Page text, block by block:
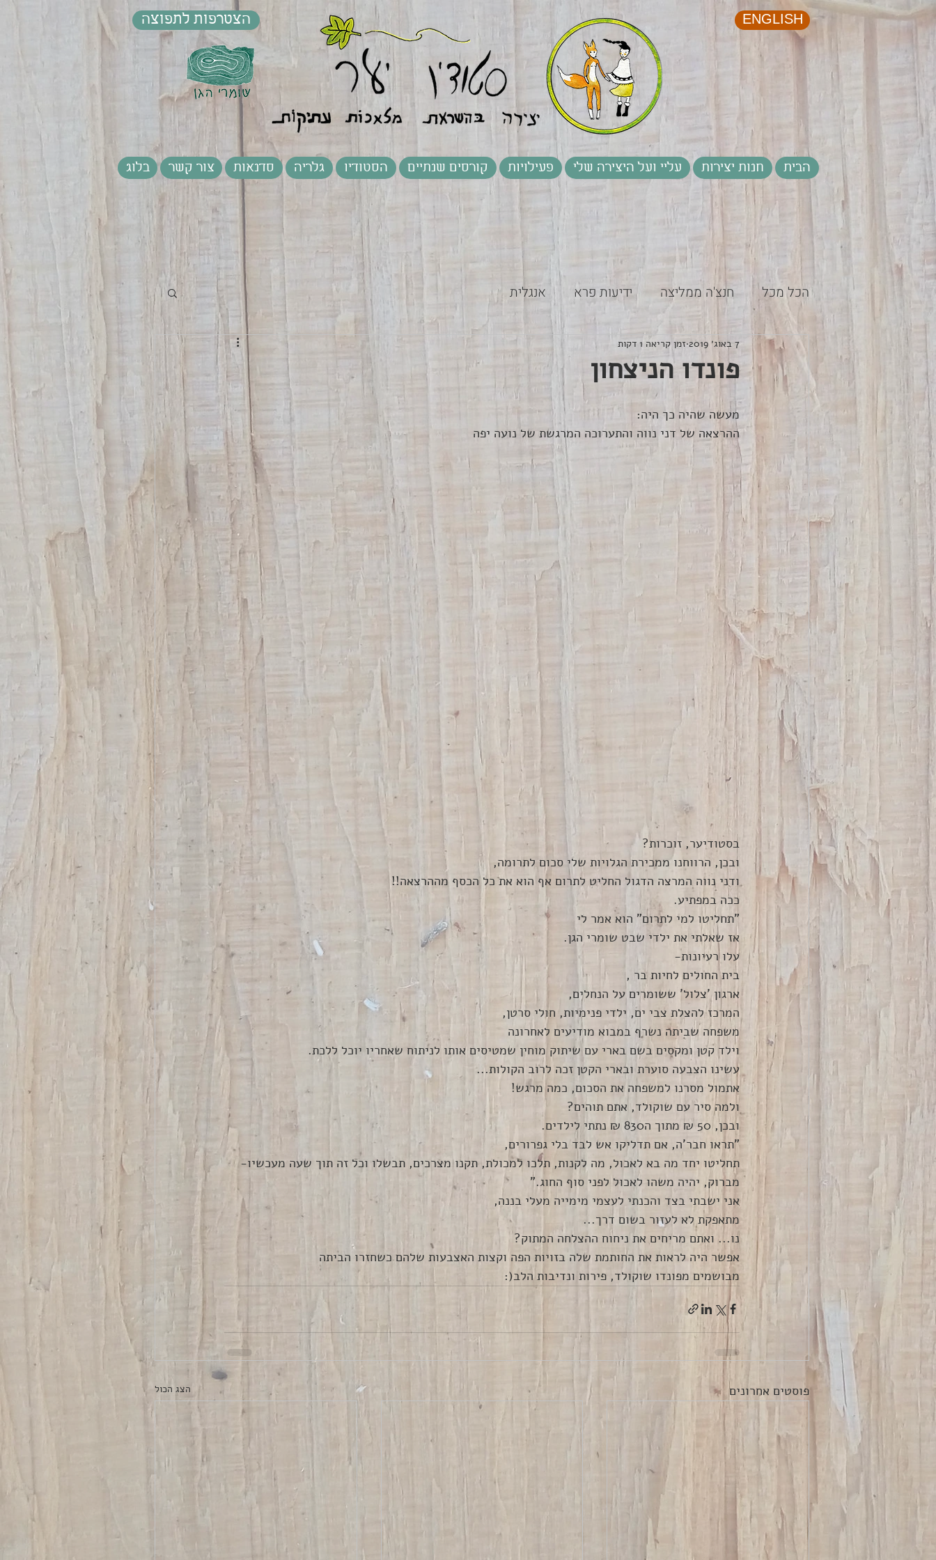
הצטרפות לתפוצה ENGLISH
הבית חנות יצירות עליי ועל היצירה שלי פעילויות קורסים שנתיים הסטודיו גלריה סדנאות צור קשר בלוג
הכל מכל חנצ'ה ממליצה ידיעות פרא אנגלית
פונדו הניצחון
7 באוג׳ 2019 זמן קריאה 1 דקות
מעשה שהיה כך היה:
ההרצאה של דני נווה והתערוכה המרגשת של נועה יפה
בסטודיער, זוכרות?
ובכן, הרווחנו ממכירת הגלויות שלי סכום לתרומה,
ודני נווה המרצה הדגול החליט לתרום אף הוא את כל הכסף מההרצאה!!
ככה במפתיע.
"תחליטו למי לתרום" הוא אמר לי
אז שאלתי את ילדי שבט שומרי הגן.
עלו רעיונות-
בית החולים לחיות בר ,
ארגון 'צלול' ששומרים על הנחלים,
המרכז להצלת צבי ים, ילדי פנימיות, חולי סרטן,
משפחה שביתה נשרף במבוא מודיעים לאחרונה
וילד קטן ומקסים בשם בארי עם שיתוק מוחין שמטיסים אותו לניתוח שאחריו יוכל ללכת.
עשינו הצבעה סוערת ובארי הקטן זכה לרוב הקולות...
אתמול מסרנו למשפחה את הסכום, כמה מרגש!
ולמה סיר עם שוקולד, אתם תוהים?
ובכן, 50 ₪ מתוך ה830 ₪ נתתי לילדים.
"תראו חבר'ה, אם תדליקו אש לבד בלי גפרורים,
תחליטו יחד מה בא לאכול, מה לקנות, תלכו למכולת, תקנו מצרכים, תבשלו וכל זה תוך שעה מעכשיו-
מברוק, יהיה משהו לאכול לפני סוף החוג."
אני ישבתי בצד והכנתי לעצמי מימייה מעלי בננה,
מתאפקת לא לעזור בשום דרך...
נו... ואתם מריחים את ניחוח ההצלחה המתוק?
אפשר היה לראות את החותמת שלה בזויות הפה וקצות האצבעות שלהם כשחזרו הביתה
מבושמים מפונדו שוקולד, פירות ונדיבות הלב(:
פוסטים אחרונים הצג הכול